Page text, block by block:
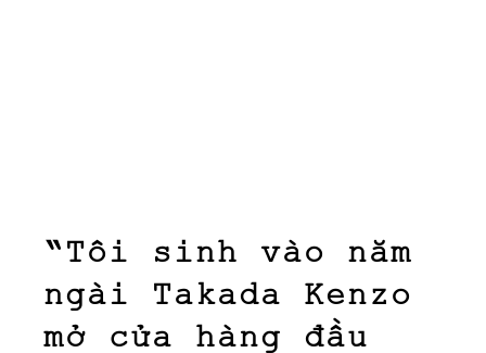
“Tôi sinh vào năm
ngài Takada Kenzo
mở cửa hàng đầu